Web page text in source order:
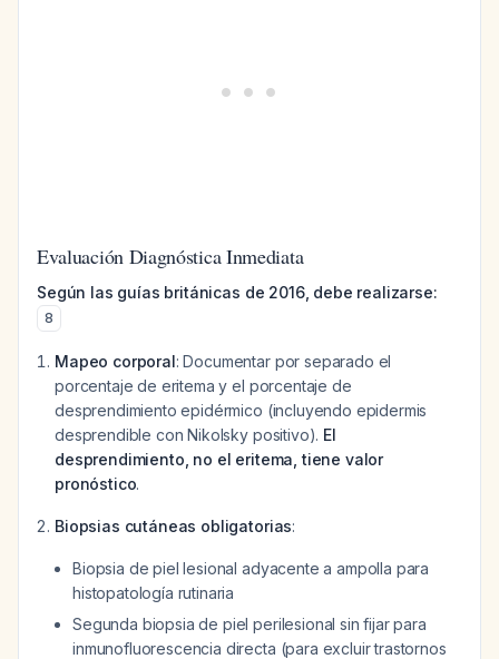
Evaluación Diagnóstica Inmediata
Según las guías británicas de 2016, debe realizarse:
8
Mapeo corporal: Documentar por separado el
porcentaje de eritema y el porcentaje de
desprendimiento epidérmico (incluyendo epidermis
desprendible con Nikolsky positivo). El
desprendimiento, no el eritema, tiene valor
pronóstico.
Biopsias cutáneas obligatorias:
Biopsia de piel lesional adyacente a ampolla para
histopatología rutinaria
Segunda biopsia de piel perilesional sin fijar para
inmunofluorescencia directa (para excluir trastornos